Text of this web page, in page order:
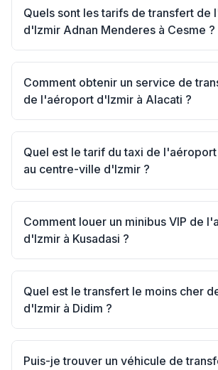
Quels sont les tarifs de transfert de
d'Izmir Adnan Menderes à Cesme ?
Comment obtenir un service de
de l'aéroport d'Izmir à Alacati ?
Quel est le tarif du taxi de
au centre-ville d'Izmir ?
Comment louer un minibus VIP de
d'Izmir à Kusadasi ?
Quel est le transfert le moins cher
d'Izmir à Didim ?
Puis-je trouver un véhicule de